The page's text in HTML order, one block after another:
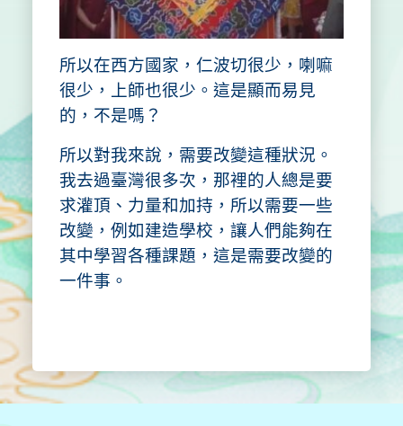
所以在西方國家，仁波切很少，喇嘛
很少，上師也很少。這是顯而易見
的，不是嗎？
所以對我來說，需要改變這種狀況。
我去過臺灣很多次，那裡的人總是要
求灌頂、力量和加持，所以需要一些
改變，例如建造學校，讓人們能夠在
其中學習各種課題，這是需要改變的
一件事。